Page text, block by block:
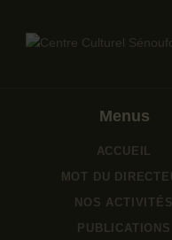
Menus
ACCUEIL
MOT DU
NOS ACTIVITÉS
PUBLICATIONS